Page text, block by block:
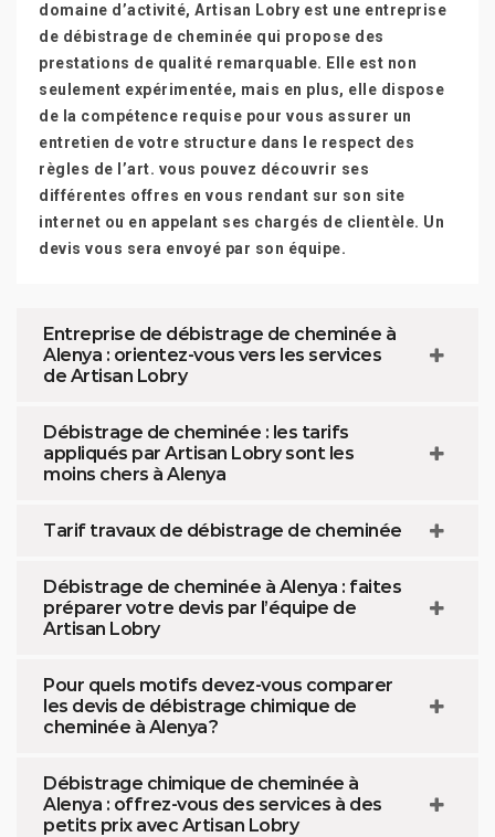
domaine d’activité, Artisan Lobry est une entreprise
de débistrage de cheminée qui propose des
prestations de qualité remarquable. Elle est non
seulement expérimentée, mais en plus, elle dispose
de la compétence requise pour vous assurer un
entretien de votre structure dans le respect des
règles de l’art. vous pouvez découvrir ses
différentes offres en vous rendant sur son site
internet ou en appelant ses chargés de clientèle. Un
devis vous sera envoyé par son équipe.
Entreprise de débistrage de cheminée à
Alenya : orientez-vous vers les services
de Artisan Lobry
Débistrage de cheminée : les tarifs
appliqués par Artisan Lobry sont les
moins chers à Alenya
Tarif travaux de débistrage de cheminée
Débistrage de cheminée à Alenya : faites
préparer votre devis par l’équipe de
Artisan Lobry
Pour quels motifs devez-vous comparer
les devis de débistrage chimique de
cheminée à Alenya ?
Débistrage chimique de cheminée à
Alenya : offrez-vous des services à des
petits prix avec Artisan Lobry